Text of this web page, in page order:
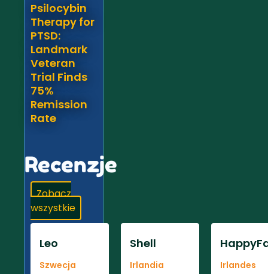
Psilocybin
Therapy for
PTSD:
Landmark
Veteran
Trial Finds
75%
Remission
Rate
Recenzje
Zobacz
wszystkie
Leo
Szwecja
Shell
Irlandia Irlandes